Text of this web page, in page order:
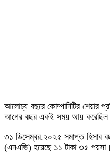
আলোচ্য বছরে কোম্পানিটির শেয়ার
আগের বছর একই সময় আয় করেছিল
৩১ ডিসেম্বর.২০২৫ সমাপ্ত হিসাব
(এনএভি) হয়েছে ১১ টাকা ৩৫ পয়সা।